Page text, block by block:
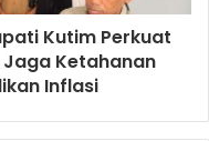
Kutim Perkuat
Ketahanan
Inflasi